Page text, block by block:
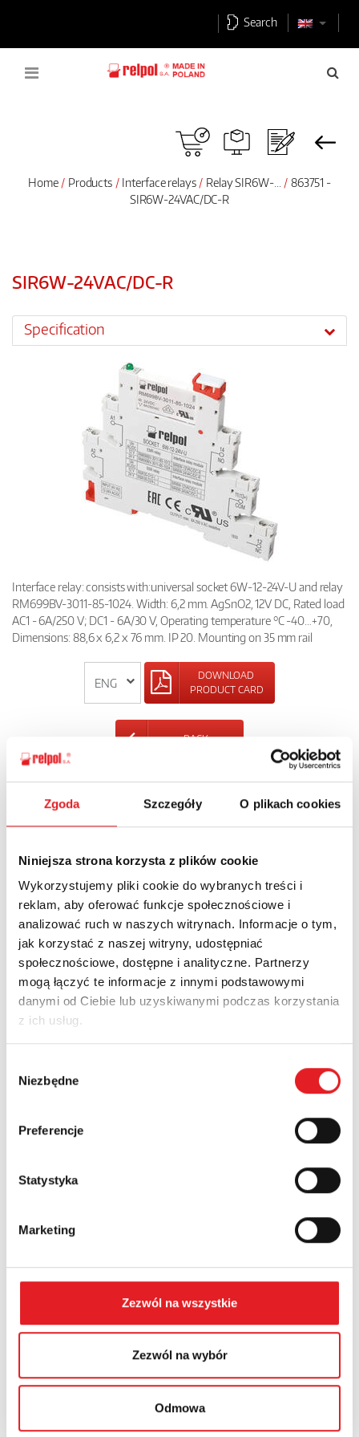
Zgoda Szczegóły O plikach cookies
Niniejsza strona korzysta z plików cookie
Wykorzystujemy pliki cookie do wybranych treści i
reklam, aby oferować funkcje społecznościowe i
analizować ruch w naszych witrynach. Informacje o tym,
jak korzystać z naszej witryny, udostępniać
społecznościowe, dostępne i analityczne. Partnerzy
mogą łączyć te informacje z innymi podstawowymi
danymi od Ciebie lub uzyskiwanymi podczas korzystania
z ich usług.
zgody
Niezbędne
Preferencje
Statystyka
Marketing
Zezwól na wszystkie
Zezwól na wybór
Odmowa
Search
Home Products Interface relays Relay SIR6W-...
863751 -
SIR6W-24VAC/DC-R
SIR6W-24VAC/DC-R
Specification
Interface relay: consists with:universal socket 6W-12-24V-U and relay
RM699BV-3011-85-1024. Width: 6,2 mm. AgSnO2, 12V DC, Rated load
AC1 - 6A/250 V; DC1 - 6A/30 V, Operating temperature °C -40…+70,
Dimensions: 88,6 x 6,2 x 76 mm. IP 20. Mounting on 35 mm rail
DOWNLOAD
PRODUCT CARD
BACK
Name: *
Company:
Country:
Contents: *
I consent to the processing of my personal data by
Relpol S.A. More information on the processing of
I have read thePrivacy Policy*